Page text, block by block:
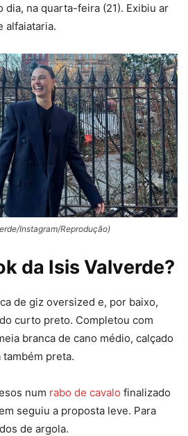
dia, na quarta-feira (21). Exibiu ar
alfaiataria.
Instagram/Reprodução)
da Isis Valverde?
de giz oversized e, por baixo,
curto preto. Completou com
branca de cano médio, calçado
preta.
num rabo de cavalo finalizado
seguiu a proposta leve. Para
de argola.